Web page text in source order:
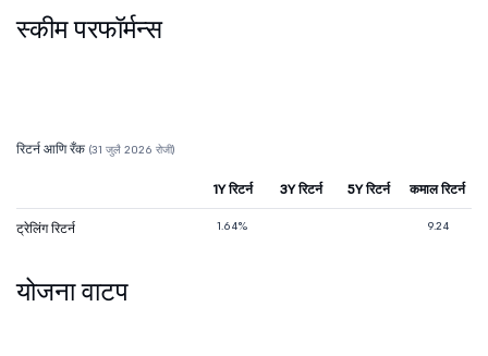
स्कीम परफॉर्मन्स
रिटर्न आणि रँक (31 जुलै 2026 रोजी)
1Y रिटर्न 3Y रिटर्न 5Y रिटर्न कमाल रिटर्न
ट्रेलिंग रिटर्न 1.64% 9.24
योजना वाटप